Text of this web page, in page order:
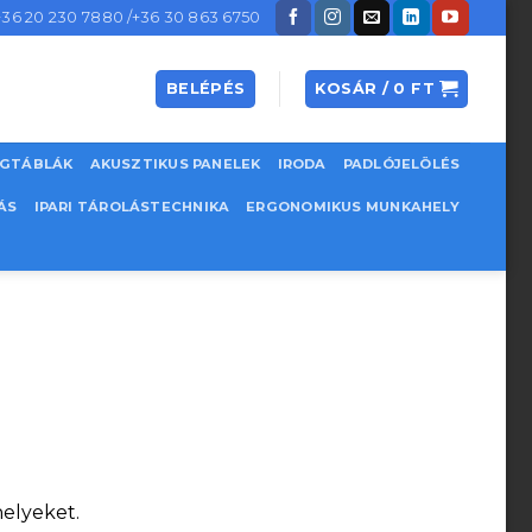
20 230 7880 /+36 30 863 6750
BELÉPÉS KOSÁR / 0 FT
AKUSZTIKUS PANELEK IRODA PADLÓJELÖLÉS
IPARI TÁROLÁSTECHNIKA ERGONOMIKUS MUNKAHELY